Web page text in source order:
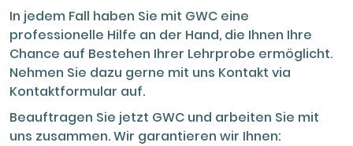
In jedem Fall haben Sie mit GWC eine
professionelle Hilfe an der Hand, die Ihnen Ihre
Chance auf Bestehen Ihrer Lehrprobe ermöglicht.
Nehmen Sie dazu gerne mit uns Kontakt via
Kontaktformular auf.
Beauftragen Sie jetzt GWC und arbeiten Sie mit
uns zusammen. Wir garantieren wir Ihnen: